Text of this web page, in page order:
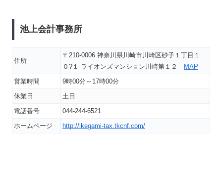
池上会計事務所
住所
〒210-0006 神奈川県川崎市川崎区砂子１丁目１
０?１ ライオンズマンション川崎第１２ MAP
営業時間
9時00分～17時00分
休業日
土日
電話番号
044-244-6521
ホームページ
http://ikegami-tax.tkcnf.com/